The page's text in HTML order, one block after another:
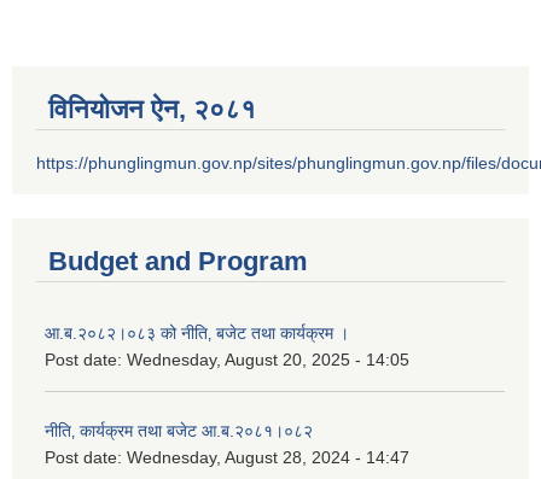
विनियोजन ऐन‚ २०८१
https://phunglingmun.gov.np/sites/phunglingmun.gov.np/files/
Budget and Program
आ.ब.२०८२।०८३ को नीति‚ बजेट तथा कार्यक्रम ।
Post date: Wednesday, August 20, 2025 - 14:05
नीति‚ कार्यक्रम तथा बजेट आ.ब.२०८१।०८२
Post date: Wednesday, August 28, 2024 - 14:47